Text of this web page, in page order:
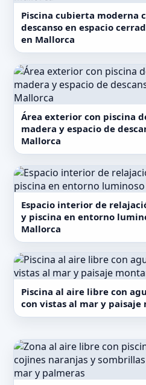
Piscina cubierta moderna
descanso en espacio
en Mallorca
Área exterior con piscina
madera y espacio de
Mallorca
Espacio interior de
y piscina en entorno
Mallorca
Piscina al aire libre con
con vistas al mar y paisaje